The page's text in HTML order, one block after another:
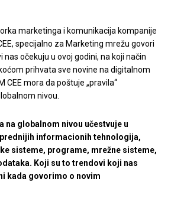
marketinga i komunikacija kompanije
specijalno za Marketing mrežu govori
nas očekuju u ovoj godini, na koji način
prihvata sve novine na digitalnom
CEE mora da poštuje „pravila“
nivou.
na globalnom nivou učestvuje u
informacionih tehnologija,
sisteme, programe, mrežne sisteme,
Koji su to trendovi koji nas
kada govorimo o novim